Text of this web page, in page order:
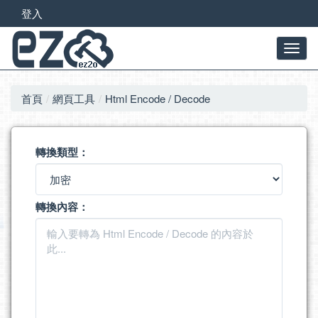
登入
首頁 網頁工具 Html Encode / Decode
轉換類型：
轉換內容：